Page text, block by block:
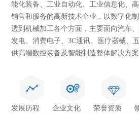
能化装备、工业自动化、工业信息化、
销售和服务的高新技术企业，以数字化
透到机械加工各个方面，主要面向汽车
发电、消费电子、3C通讯、医疗器械、
供高端数控装备及智能制造整体解决方
发展历程 企业文化 荣誉资质